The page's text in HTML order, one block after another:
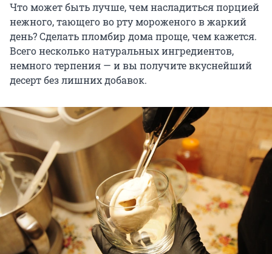
Что может быть лучше, чем насладиться порцией
нежного, тающего во рту мороженого в жаркий
день? Сделать пломбир дома проще, чем кажется.
Всего несколько натуральных ингредиентов,
немного терпения — и вы получите вкуснейший
десерт без лишних добавок.